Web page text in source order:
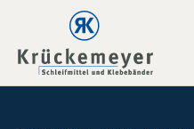
Skip to main navigation
Skip to main content
Skip to page footer